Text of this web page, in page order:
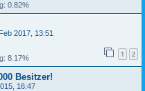
0.82%
2017, 13:51
1 2
8.17%
Besitzer!
16:47